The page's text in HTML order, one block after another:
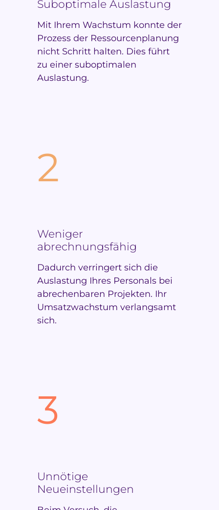
Suboptimale Auslastung
Mit Ihrem Wachstum konnte der
Prozess der Ressourcenplanung
nicht Schritt halten. Dies führt
zu einer suboptimalen
Auslastung.
2
Weniger
abrechnungsfähig
Dadurch verringert sich die
Auslastung Ihres Personals bei
abrechenbaren Projekten. Ihr
Umsatzwachstum verlangsamt
sich.
3
Unnötige
Neueinstellungen